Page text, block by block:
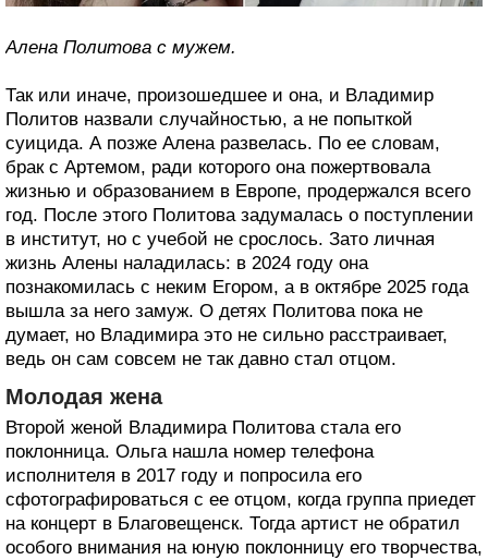
Алена Политова с мужем.
Так или иначе, произошедшее и она, и Владимир
Политов назвали случайностью, а не попыткой
суицида. А позже Алена развелась. По ее словам,
брак с Артемом, ради которого она пожертвовала
жизнью и образованием в Европе, продержался всего
год. После этого Политова задумалась о поступлении
в институт, но с учебой не срослось. Зато личная
жизнь Алены наладилась: в 2024 году она
познакомилась с неким Егором, а в октябре 2025 года
вышла за него замуж. О детях Политова пока не
думает, но Владимира это не сильно расстраивает,
ведь он сам совсем не так давно стал отцом.
Молодая жена
Второй женой Владимира Политова стала его
поклонница. Ольга нашла номер телефона
исполнителя в 2017 году и попросила его
сфотографироваться с ее отцом, когда группа приедет
на концерт в Благовещенск. Тогда артист не обратил
особого внимания на юную поклонницу его творчества,